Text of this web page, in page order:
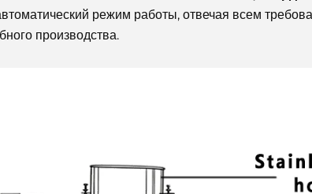
режим работы, отвечая всем
производства.